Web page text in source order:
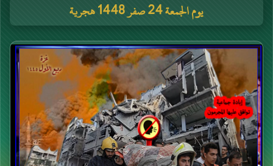
يوم الجمعة 24 صفر 1448 هجرية